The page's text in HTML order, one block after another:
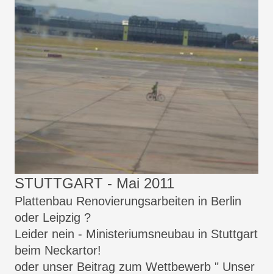
STUTTGART - Mai 2011
Plattenbau Renovierungsarbeiten in Berlin
oder Leipzig ?
Leider nein - Ministeriumsneubau in Stuttgart
beim Neckartor!
oder unser Beitrag zum Wettbewerb " Unser